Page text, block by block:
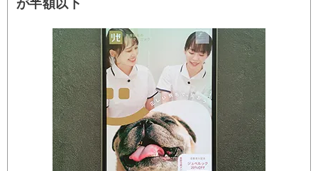
が半額以下